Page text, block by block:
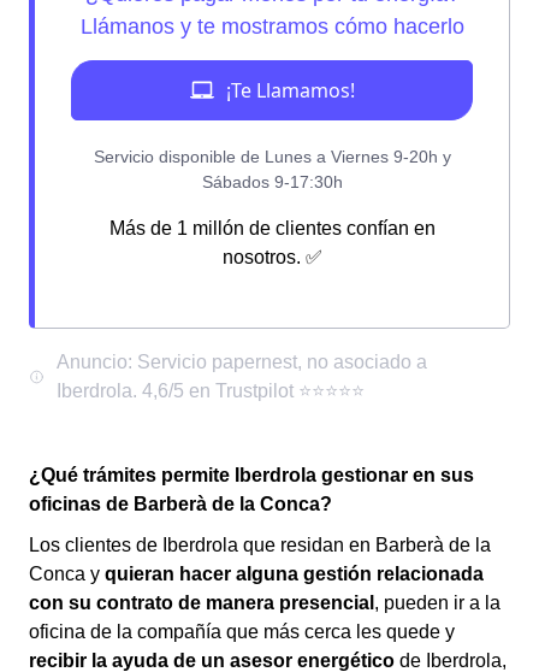
Más de 1 millón de clientes confían en
nosotros. ✅
¿Qué trámites permite Iberdrola gestionar en sus
oficinas de Barberà de la Conca?
Los clientes de Iberdrola que residan en Barberà de la
Conca y quieran hacer alguna gestión relacionada
con su contrato de manera presencial , pueden ir a la
oficina de la compañía que más cerca les quede y
recibir la ayuda de un asesor energético de Iberdrola,